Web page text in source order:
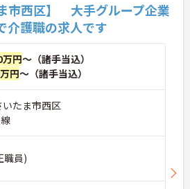
市西区】 大手グループ企業
介護職の求人です
円～（諸手当込）
円～（諸手当込）
いたま市西区
職員)